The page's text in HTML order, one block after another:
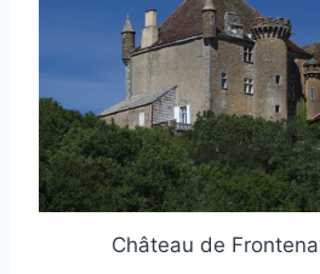
Château de